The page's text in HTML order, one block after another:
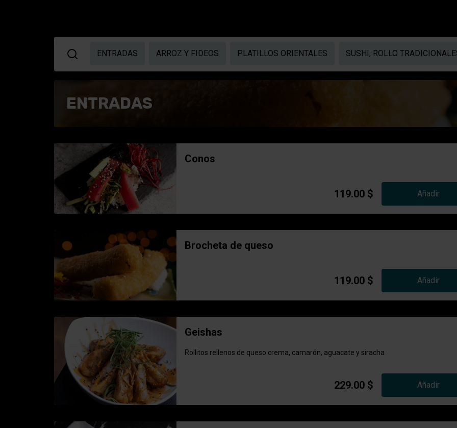
ENTRADAS ARROZ Y FIDEOS PLATILLOS ORIENTALES SUSHI, ROLLO
ENTRADAS
Conos
119.00 $ Añadir
Brocheta de queso
119.00 $ Añadir
Geishas
Rollitos rellenos de queso crema, camarón, aguacate y siracha
229.00 $ Añadir